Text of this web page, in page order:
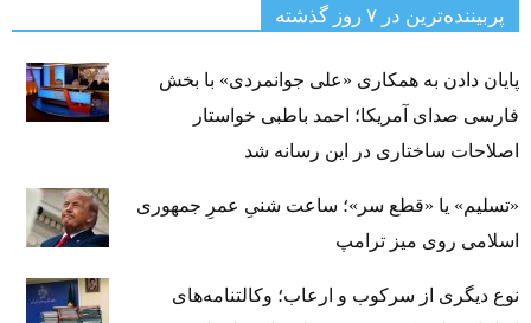
پربیننده‌ترین‌ در ۷ روز گذشته
پایان دادن به همکاری «علی جوانمردی» با بخش
فارسی صدای آمریکا؛ احمد باطبی خواستار
اصلاحات ساختاری در این رسانه شد
«تسلیم» یا «قطع سر»؛ ساعت شنیِ عمرِ جمهوری
اسلامی روی میز ترامپ
نوع دیگری از سرکوب و ارعاب؛ وکالتنامه‌های